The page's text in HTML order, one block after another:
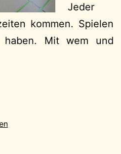
Jeder
kommen. Spielen
Mit wem und